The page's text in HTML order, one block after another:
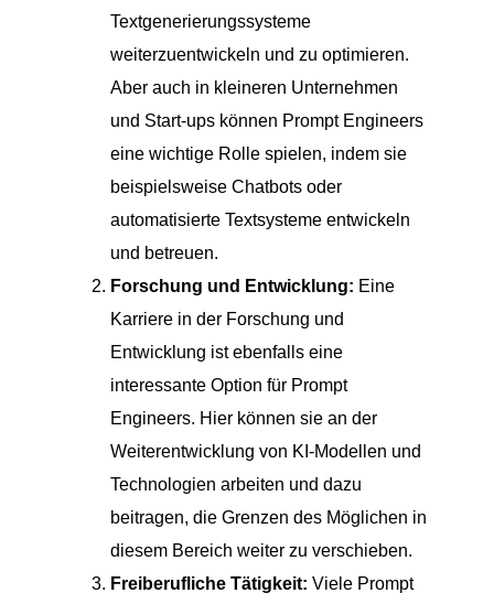
Textgenerierungssysteme
weiterzuentwickeln und zu optimieren.
Aber auch in kleineren Unternehmen
und Start-ups können Prompt Engineers
eine wichtige Rolle spielen, indem sie
beispielsweise Chatbots oder
automatisierte Textsysteme entwickeln
und betreuen.
Forschung und Entwicklung: Eine
Karriere in der Forschung und
Entwicklung ist ebenfalls eine
interessante Option für Prompt
Engineers. Hier können sie an der
Weiterentwicklung von KI-Modellen und
Technologien arbeiten und dazu
beitragen, die Grenzen des Möglichen in
diesem Bereich weiter zu verschieben.
Freiberufliche Tätigkeit: Viele Prompt